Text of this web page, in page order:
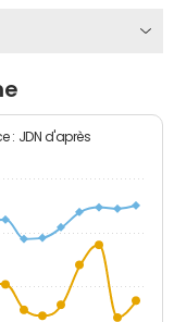
: JDN d'après